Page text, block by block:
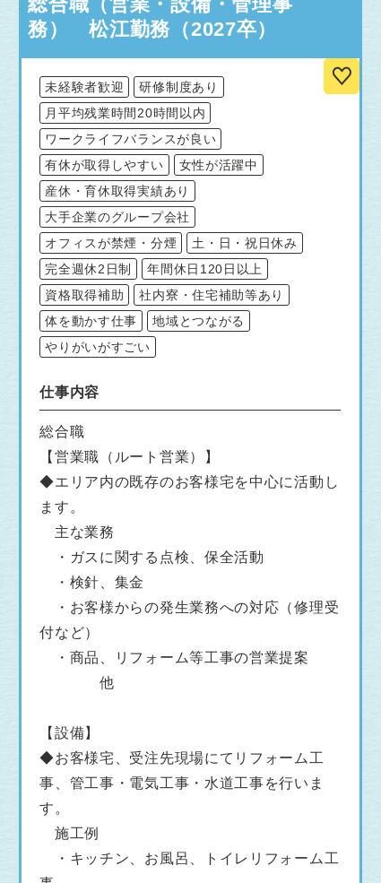
務） 松江勤務（2027卒）
未経験者歓迎
研修制度あり
月平均残業時間20時間以内
ワークライフバランスが良い
有休が取得しやすい
女性が活躍中
産休・育休取得実績あり
大手企業のグループ会社
オフィスが禁煙・分煙
土・日・祝日休み
完全週休2日制
年間休日120日以上
資格取得補助
社内寮・住宅補助等あり
体を動かす仕事
地域とつながる
やりがいがすごい
仕事内容
総合職
【営業職（ルート営業）】
◆エリア内の既存のお客様宅を中心に活動し
ます。
主な業務
・ガスに関する点検、保全活動
・検針、集金
・お客様からの発生業務への対応（修理受
付など）
・商品、リフォーム等工事の営業提案
他
【設備】
◆お客様宅、受注先現場にてリフォーム工
事、管工事・電気工事・水道工事を行いま
す。
施工例
・キッチン、お風呂、トイレリフォーム工